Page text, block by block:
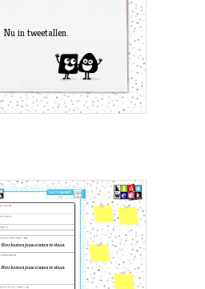
Nu in tweetallen.
Hier komen jouw zinnen te staan.
Hier komen jouw zinnen te staan.